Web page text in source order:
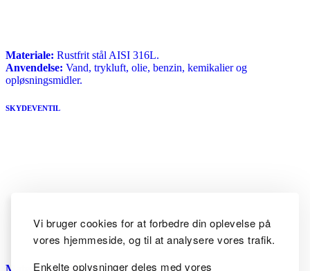
Vi bruger cookies for at forbedre din oplevelse på
vores hjemmeside, og til at analysere vores trafik.
Enkelte oplysninger deles med vores
Materiale: Rustfrit stål AISI 316L.
Anvendelse: Vand, trykluft, olie, benzin, kemikalier og
opløsningsmidler.
SKYDEVENTIL